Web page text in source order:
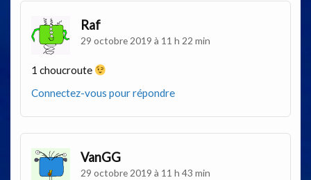
Raf
29 octobre 2019 à 11 h 22 min
1 choucroute
Connectez-vous pour répondre
VanGG
29 octobre 2019 à 11 h 43 min